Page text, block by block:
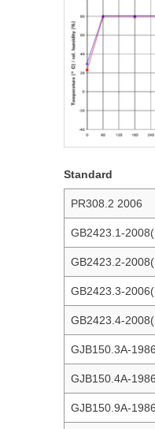
Standard
PR308.2 2006
GB2423.1-
GB2423.2-
GB2423.3-
GB2423.4-
GJB150.3A-1986
GJB150.4A-1986
GJB150.9A-1986